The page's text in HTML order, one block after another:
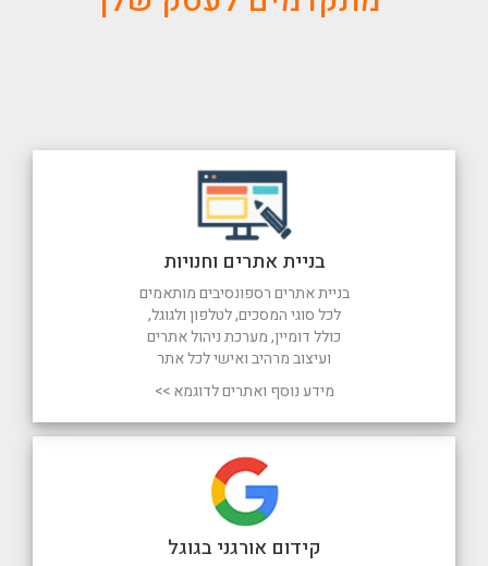
קידום אורגני בגוגל
בניית אתרים וחנויות
בניית אתרים רספונסיבים מותאמים
לכל סוגי המסכים, לטלפון ולגוגל,
כולל דומיין, מערכת ניהול אתרים
ועיצוב מרהיב ואישי לכל אתר
מידע נוסף ואתרים לדוגמא >>